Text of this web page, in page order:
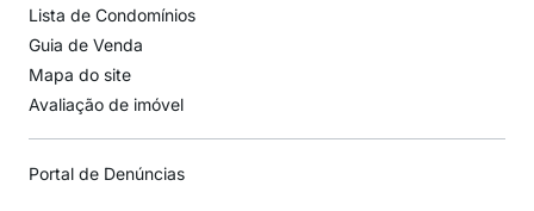
Lista de Condomínios
Guia de Venda
Mapa do site
Avaliação de imóvel
Portal de Denúncias